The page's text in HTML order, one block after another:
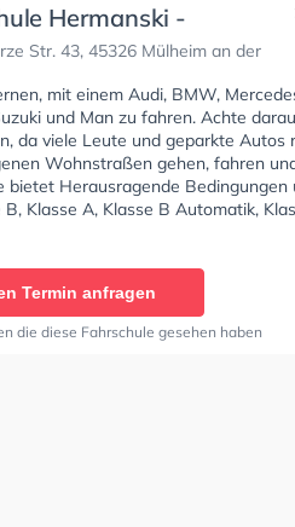
Hermanski -
Str.
Str. 43, 45326 Mülheim an der
mit einem Audi, BMW,
und Man zu fahren. Achte
da viele Leute und geparkte Autos
Wohnstraßen gehen, fahren
bietet Herausragende Bedingungen
B, Klasse A, Klasse B Automatik,
AM, Klasse BF17, Klasse A2, Klasse
empfehlen dir auch online-theorie
um dich gut auf die theoretische
Termin anfragen
die diese Fahrschule gesehen haben